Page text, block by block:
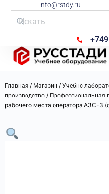
info@rstdy.ru
Главная / Магазин / Учебно-
производство / Профессиональная
рабочего места оператора АЗС-3